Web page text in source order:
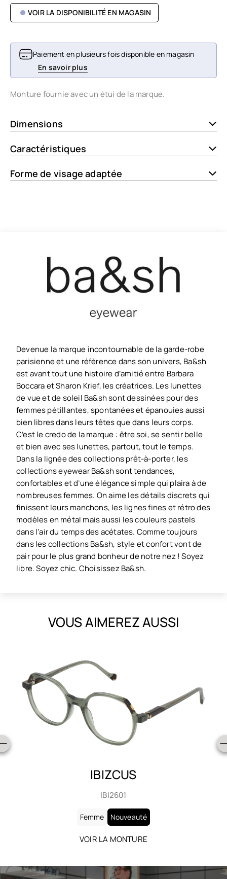
VOIR LA DISPONIBILITÉ EN MAGASIN
Paiement en plusieurs fois disponible en magasin
En savoir plus
Monture fournie avec un étui de la marque.
Dimensions
Caractéristiques
Forme de visage adaptée
Devenue la marque incontournable de la garde-robe
parisienne et une référence dans son univers, Ba&sh
est avant tout une histoire d’amitié entre Barbara
Boccara et Sharon Krief, les créatrices. Les lunettes
de vue et de soleil Ba&sh sont dessinées pour des
femmes pétillantes, spontanées et épanouies aussi
bien libres dans leurs têtes que dans leurs corps.
C’est le credo de la marque : être soi, se sentir belle
et bien avec ses lunettes, partout, tout le temps.
Dans la lignée des collections prêt-à-porter, les
collections eyewear Ba&sh sont tendances,
confortables et d’une élégance simple qui plaira à de
nombreuses femmes. On aime les détails discrets qui
finissent leurs manchons, les lignes fines et rétro des
modèles en métal mais aussi les couleurs pastels
dans l’air du temps des acétates. Comme toujours
dans les collections Ba&sh, style et confort vont de
pair pour le plus grand bonheur de notre nez ! Soyez
libre. Soyez chic. Choisissez Ba&sh.
VOUS AIMEREZ AUSSI
IBIZCUS
IBI2601
Femme Nouveauté
VOIR LA MONTURE